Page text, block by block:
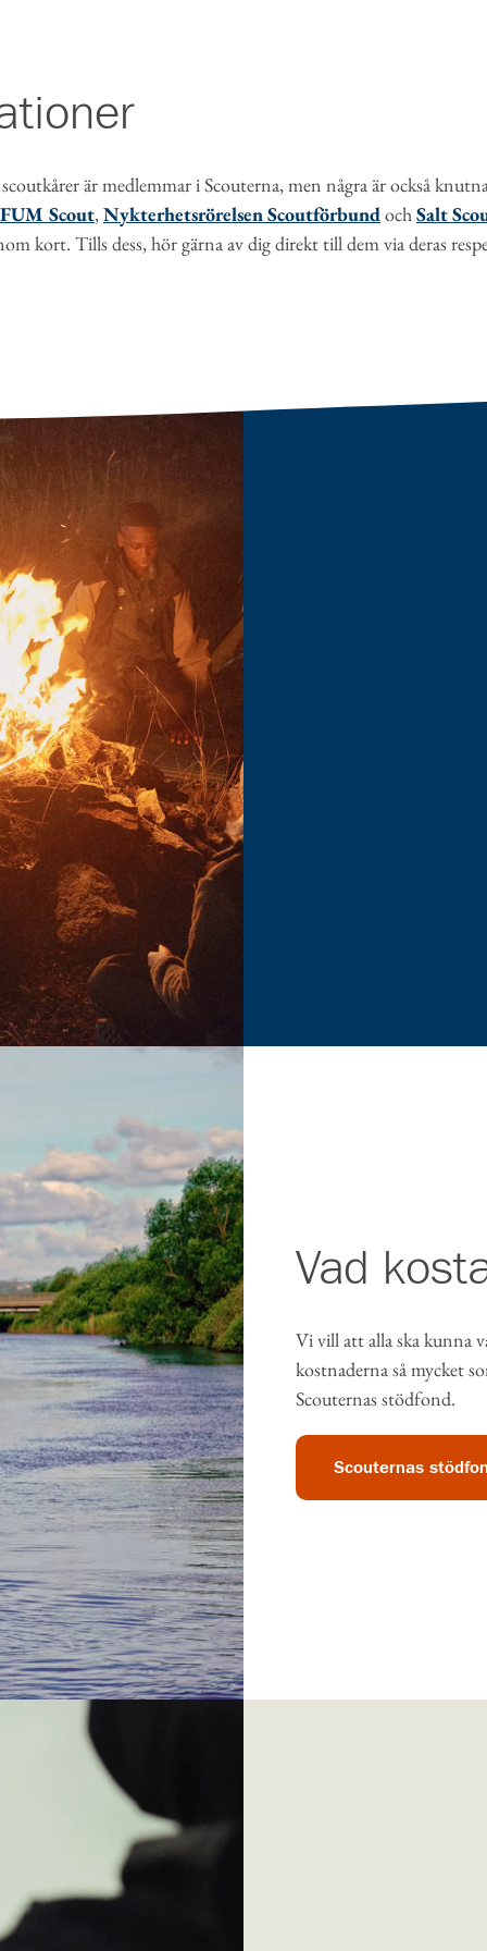
är medlemmar i Scouterna, men några är också
Scout,Nykterhetsrörelsen ScoutförbundochSalt
kort. Tills dess, hör gärna av dig direkt till dem via deras
pirr i magen och
är och kan bli.
Vad
Vi vill att alla ska kunna
kostnaderna så mycket
Scouternas stödfond.
Scouternas